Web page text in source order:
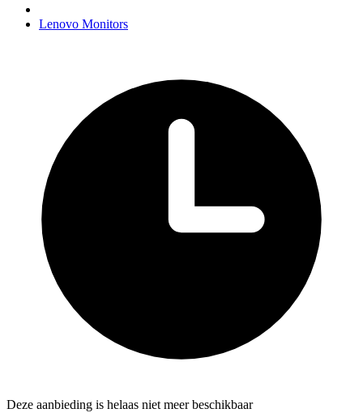
Lenovo Monitors
Deze aanbieding is helaas niet meer beschikbaar